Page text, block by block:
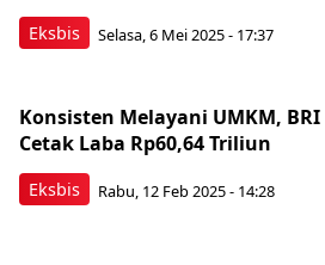
Eksbis Selasa, 6 Mei 2025 - 17:37
Eksbis
Konsisten Melayani UMKM, BRI
Cetak Laba Rp60,64 Triliun
Rabu, 12 Feb 2025 - 14:28